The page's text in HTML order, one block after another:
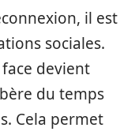
il est
sociales.
devient
du temps
Cela permet